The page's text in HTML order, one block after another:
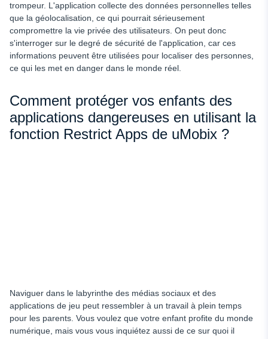
trompeur. L'application collecte des données personnelles telles
que la géolocalisation, ce qui pourrait sérieusement
compromettre la vie privée des utilisateurs. On peut donc
s'interroger sur le degré de sécurité de l'application, car ces
informations peuvent être utilisées pour localiser des personnes,
ce qui les met en danger dans le monde réel.
Comment protéger vos enfants des
applications dangereuses en utilisant la
fonction Restrict Apps de uMobix ?
Naviguer dans le labyrinthe des médias sociaux et des
applications de jeu peut ressembler à un travail à plein temps
pour les parents. Vous voulez que votre enfant profite du monde
numérique, mais vous vous inquiétez aussi de ce sur quoi il